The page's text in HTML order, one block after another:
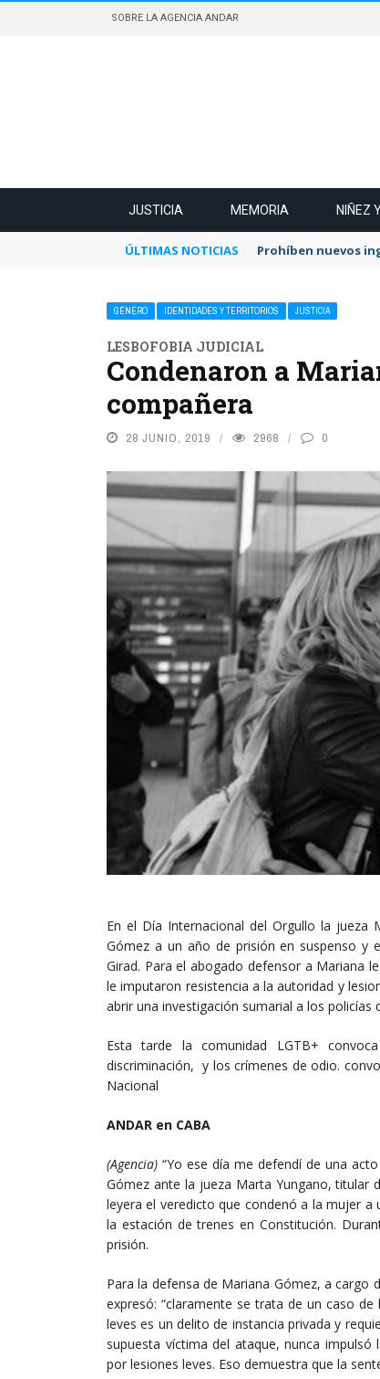
SOBRE LA AGENCIA ANDAR
JUSTICIA MEMORIA NIÑEZ
ÚLTIMAS NOTICIAS Prohíben nuevos
GÉNERO IDENTIDADES Y TERRITORIOS JUSTICIA
LESBOFOBIA JUDICIAL
Condenaron a
compañera
28 JUNIO, 2019 2968 0
En el Día Internacional del Orgullo la jueza
Gómez a un año de prisión en suspenso y
Girad. Para el abogado defensor a Mariana
le imputaron resistencia a la autoridad y
abrir una investigación sumarial a los policías
Esta tarde la comunidad LGTB+
discriminación, y los crímenes de odio.
Nacional
ANDAR en CABA
(Agencia) “Yo ese día me defendí de una
Gómez ante la jueza Marta Yungano, titular
leyera el veredicto que condenó a la mujer
la estación de trenes en Constitución.
prisión.
Para la defensa de Mariana Gómez, a cargo
expresó: “claramente se trata de un caso
leves es un delito de instancia privada y
supuesta víctima del ataque, nunca
por lesiones leves. Eso demuestra que la